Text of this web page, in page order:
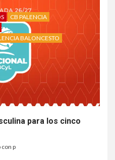
CB PALENCIA
BALONCESTO
para los cinco
p